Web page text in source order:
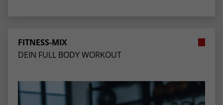
FITNESS-MIX
DEIN FULL BODY WORKOUT